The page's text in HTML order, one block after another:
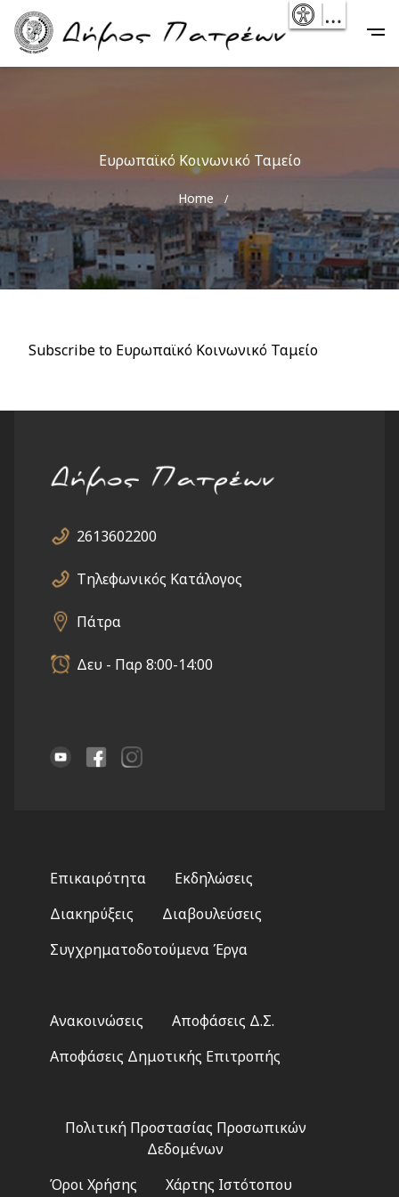
Skip
main
Main
navigation
Ευρωπαϊκό Κοινωνικό Ταμείο
Breadcrumb
Home
Subscribe to Ευρωπαϊκό Κοινωνικό Ταμείο
2613602200
Τηλεφωνικός Κατάλογος
Πάτρα
Δευ - Παρ 8:00-14:00
menu
Επικαιρότητα
Εκδηλώσεις
Διακηρύξεις
Διαβουλεύσεις
Συγχρηματοδοτούμενα Έργα
2
Ανακοινώσεις
Αποφάσεις Δ.Σ.
Αποφάσεις Δημοτικής Επιτροπής
Πολιτική Προστασίας Προσωπικών
Δεδομένων
Όροι Χρήσης
Χάρτης Ιστότοπου